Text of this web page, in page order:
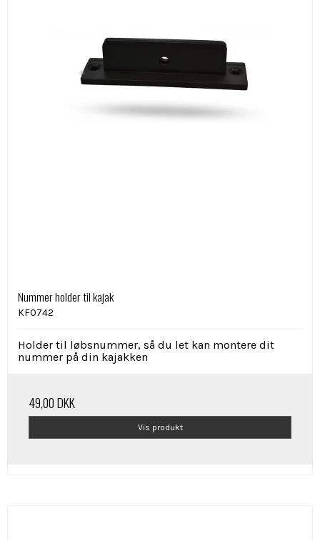
Nummer holder til kajak
KF0742
Holder til løbsnummer, så du let kan montere dit
nummer på din kajakken
49,00 DKK
Vis produkt